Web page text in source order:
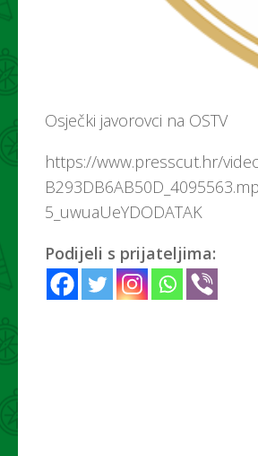
Osječki javorovci na OSTV
https://www.presscut.hr/
5_uwuaUeYDODATAK
Podijeli s prijateljima: